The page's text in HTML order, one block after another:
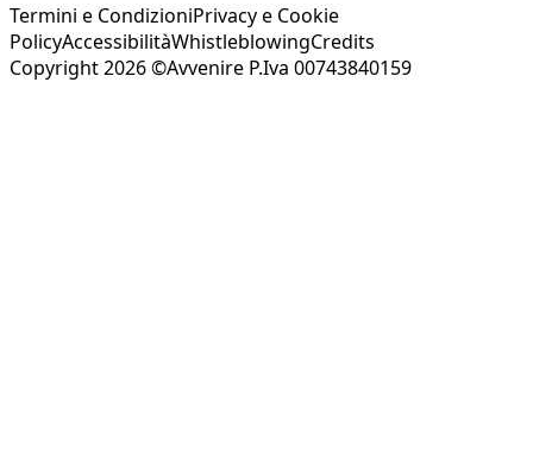
Termini e CondizioniPrivacy e Cookie
PolicyAccessibilitàWhistleblowingCredits
Copyright 2026 ©Avvenire P.Iva 00743840159